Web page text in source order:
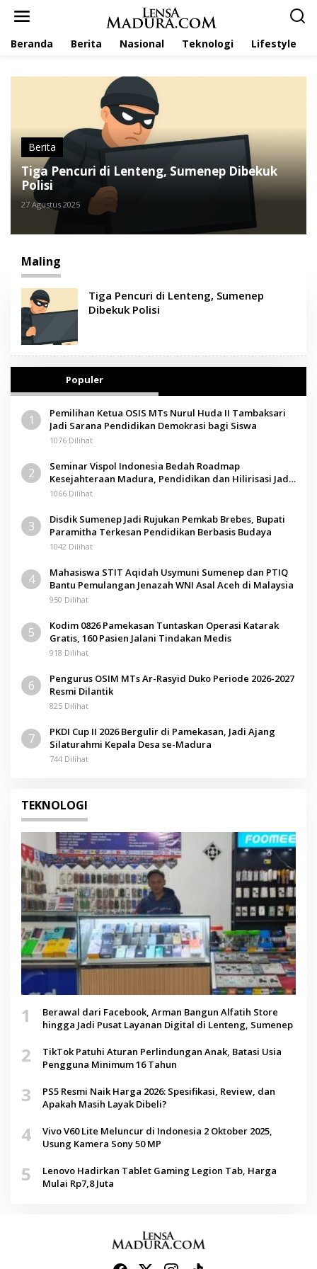
Beranda Berita Nasional Teknologi Lifestyle
Berita
Tiga Pencuri di Lenteng, Sumenep Dibekuk
Polisi
27 Agustus 2025
Maling
Tiga Pencuri di Lenteng, Sumenep
Dibekuk Polisi
Populer
1
Pemilihan Ketua OSIS MTs Nurul Huda II Tambaksari
Jadi Sarana Pendidikan Demokrasi bagi Siswa
1076 Dilihat
2
Seminar Vispol Indonesia Bedah Roadmap
Kesejahteraan Madura, Pendidikan dan Hilirisasi Jadi
Kunci
1066 Dilihat
3
Disdik Sumenep Jadi Rujukan Pemkab Brebes, Bupati
Paramitha Terkesan Pendidikan Berbasis Budaya
1042 Dilihat
4
Mahasiswa STIT Aqidah Usymuni Sumenep dan PTIQ
Bantu Pemulangan Jenazah WNI Asal Aceh di Malaysia
950 Dilihat
5
Kodim 0826 Pamekasan Tuntaskan Operasi Katarak
Gratis, 160 Pasien Jalani Tindakan Medis
918 Dilihat
6
Pengurus OSIM MTs Ar-Rasyid Duko Periode 2026-2027
Resmi Dilantik
825 Dilihat
7
PKDI Cup II 2026 Bergulir di Pamekasan, Jadi Ajang
Silaturahmi Kepala Desa se-Madura
744 Dilihat
TEKNOLOGI
1
Berawal dari Facebook, Arman Bangun Alfatih Store
hingga Jadi Pusat Layanan Digital di Lenteng, Sumenep
2
TikTok Patuhi Aturan Perlindungan Anak, Batasi Usia
Pengguna Minimum 16 Tahun
3
PS5 Resmi Naik Harga 2026: Spesifikasi, Review, dan
Apakah Masih Layak Dibeli?
4
Vivo V60 Lite Meluncur di Indonesia 2 Oktober 2025,
Usung Kamera Sony 50 MP
5
Lenovo Hadirkan Tablet Gaming Legion Tab, Harga
Mulai Rp7,8 Juta